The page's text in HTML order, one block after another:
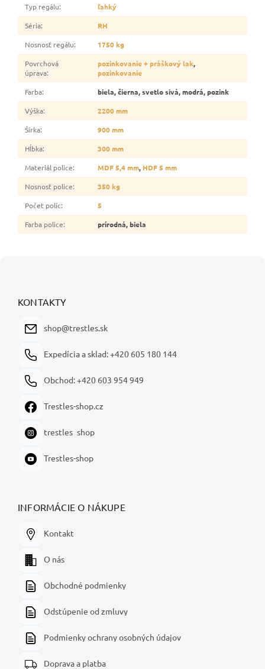
Typ regálu:
ľahký
Séria:
RH
Nosnosť regálu:
1750 kg
Povrchová
úprava:
pozinkovanie + práškový lak,
pozinkovanie
Farba:
biela, čierna, svetlo sivá, modrá, pozink
Výška:
2200 mm
Šírka:
900 mm
Hĺbka:
300 mm
Materiál police: MDF 5,4 mm, HDF 5 mm
Nosnosť police:
350 kg
Počet políc:
5
Farba police: prírodná, biela
KONTAKTY
shop@trestles.sk
Expedícia a sklad: +420 605 180 144
Obchod: +420 603 954 949
Trestles-shop.cz
trestles_shop
Trestles-shop
INFORMÁCIE O NÁKUPE
Kontakt
O nás
Obchodné podmienky
Odstúpenie od zmluvy
Podmienky ochrany osobných údajov
Doprava a platba